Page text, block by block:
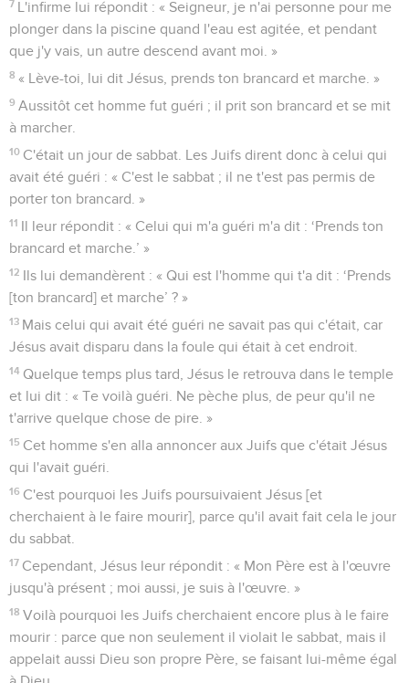
7 L'infirme lui répondit : « Seigneur, je n'ai personne pour me
plonger dans la piscine quand l'eau est agitée, et pendant
que j'y vais, un autre descend avant moi. »
8 « Lève-toi, lui dit Jésus, prends ton brancard et marche. »
9 Aussitôt cet homme fut guéri ; il prit son brancard et se mit
à marcher.
10 C'était un jour de sabbat. Les Juifs dirent donc à celui qui
avait été guéri : « C'est le sabbat ; il ne t'est pas permis de
porter ton brancard. »
11 Il leur répondit : « Celui qui m'a guéri m'a dit : ‘Prends ton
brancard et marche.’ »
12 Ils lui demandèrent : « Qui est l'homme qui t'a dit : ‘Prends
[ton brancard] et marche’ ? »
13 Mais celui qui avait été guéri ne savait pas qui c'était, car
Jésus avait disparu dans la foule qui était à cet endroit.
14 Quelque temps plus tard, Jésus le retrouva dans le temple
et lui dit : « Te voilà guéri. Ne pèche plus, de peur qu'il ne
t'arrive quelque chose de pire. »
15 Cet homme s'en alla annoncer aux Juifs que c'était Jésus
qui l'avait guéri.
16 C'est pourquoi les Juifs poursuivaient Jésus [et
cherchaient à le faire mourir], parce qu'il avait fait cela le jour
du sabbat.
17 Cependant, Jésus leur répondit : « Mon Père est à l'œuvre
jusqu'à présent ; moi aussi, je suis à l'œuvre. »
18 Voilà pourquoi les Juifs cherchaient encore plus à le faire
mourir : parce que non seulement il violait le sabbat, mais il
appelait aussi Dieu son propre Père, se faisant lui-même égal